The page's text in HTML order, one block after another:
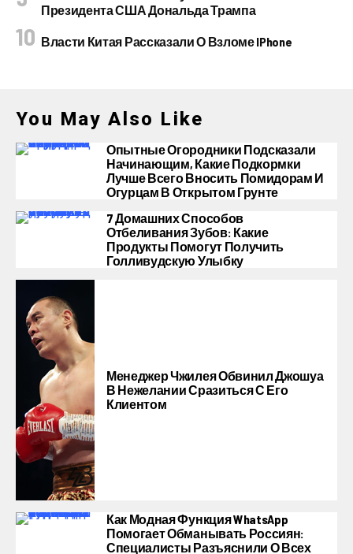
Президента США Дональда Трампа
Власти Китая Рассказали О Взломе IPhone
You May Also Like
Опытные Огородники Подсказали
Начинающим, Какие Подкормки
Лучше Всего Вносить Помидорам И
Огурцам В Открытом Грунте
7 Домашних Способов
Отбеливания Зубов: Какие
Продукты Помогут Получить
Голливудскую Улыбку
Менеджер Чжилея Обвинил Джошуа
В Нежелании Сразиться С Его
Клиентом
Как Модная Функция WhatsApp
Помогает Обманывать Россиян:
Специалисты Разъяснили О Всех